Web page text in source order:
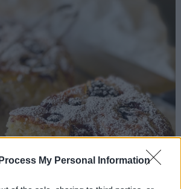
My Personal Information